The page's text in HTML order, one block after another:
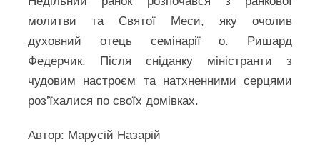
молитви та Святої Меси, яку очолив
духовний отець семінарії о. Ришард
Федерчик. Після сніданку міністранти з
чудовим настроєм та натхненними серцями
роз’їхалися по своїх домівках.
Автор: Марусій Назарій